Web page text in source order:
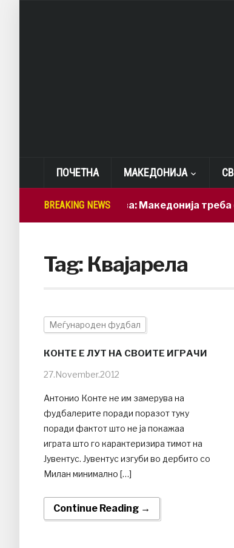
ПОЧЕТНА МАКЕДОНИЈА
BREAKING NEWS
Лепиткова: Македонија треба
Tag: Квајарела
Меѓународен фудбал
КОНТЕ Е ЛУТ НА СВОИТЕ ИГРАЧИ
27.November.2012
Антонио Конте не им замерува на
фудбалерите поради поразот туку
поради фактот што не ја покажаа
играта што го карактеризира тимот на
Јувентус. Јувентус изгуби во дербито со
Милан минимално […]
Continue Reading →